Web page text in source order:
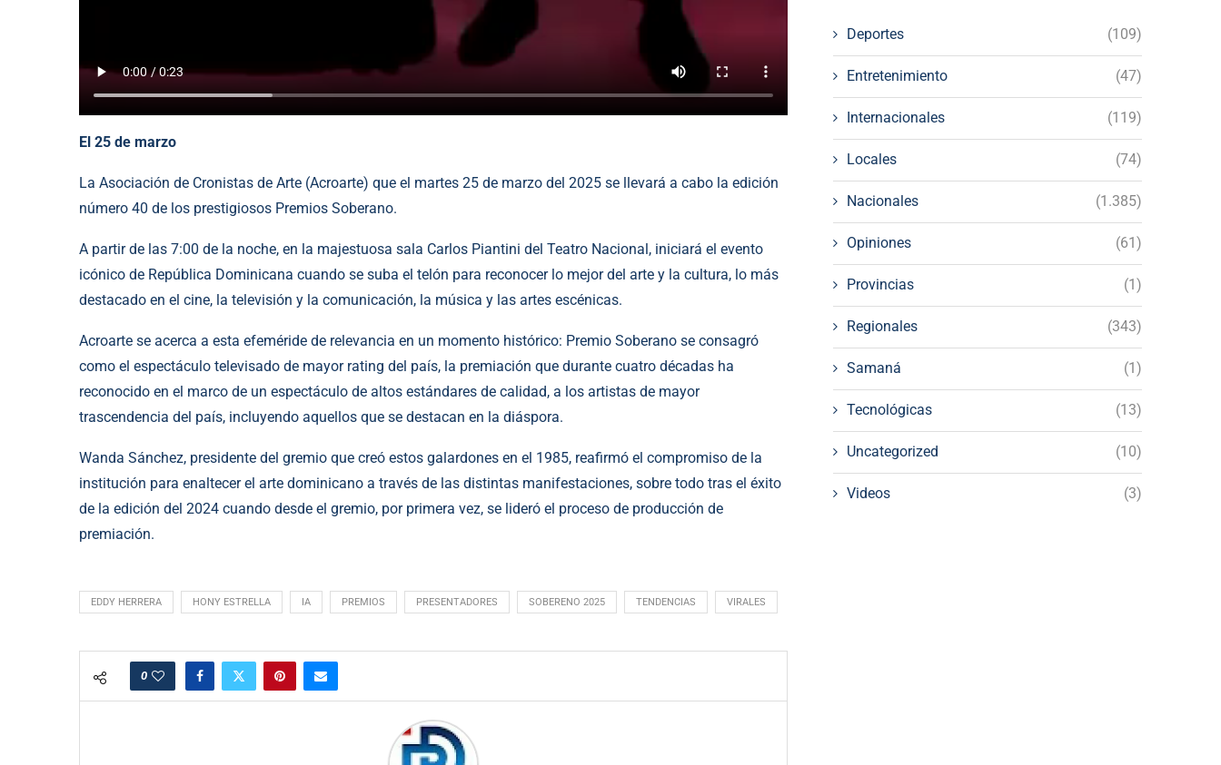
El 25 de marzo
La Asociación de Cronistas de Arte (Acroarte) que el martes 25 de marzo del 2025 se llevará a cabo la edición
número 40 de los prestigiosos Premios Soberano.
A partir de las 7:00 de la noche, en la majestuosa sala Carlos Piantini del Teatro Nacional, iniciará el evento
icónico de República Dominicana cuando se suba el telón para reconocer lo mejor del arte y la cultura, lo más
destacado en el cine, la televisión y la comunicación, la música y las artes escénicas.
Acroarte se acerca a esta efeméride de relevancia en un momento histórico: Premio Soberano se consagró
como el espectáculo televisado de mayor rating del país, la premiación que durante cuatro décadas ha
reconocido en el marco de un espectáculo de altos estándares de calidad, a los artistas de mayor
trascendencia del país, incluyendo aquellos que se destacan en la diáspora.
Wanda Sánchez, presidente del gremio que creó estos galardones en el 1985, reafirmó el compromiso de la
institución para enaltecer el arte dominicano a través de las distintas manifestaciones, sobre todo tras el éxito
de la edición del 2024 cuando desde el gremio, por primera vez, se lideró el proceso de producción de
premiación.
EDDY HERRERA HONY ESTRELLA IA PREMIOS PRESENTADORES SOBERENO 2025 TENDENCIAS VIRALES
0
Deportes (109)
Entretenimiento (47)
Internacionales (119)
Locales (74)
Nacionales (1.385)
Opiniones (61)
Provincias (1)
Regionales (343)
Samaná (1)
Tecnológicas (13)
Uncategorized (10)
Videos (3)